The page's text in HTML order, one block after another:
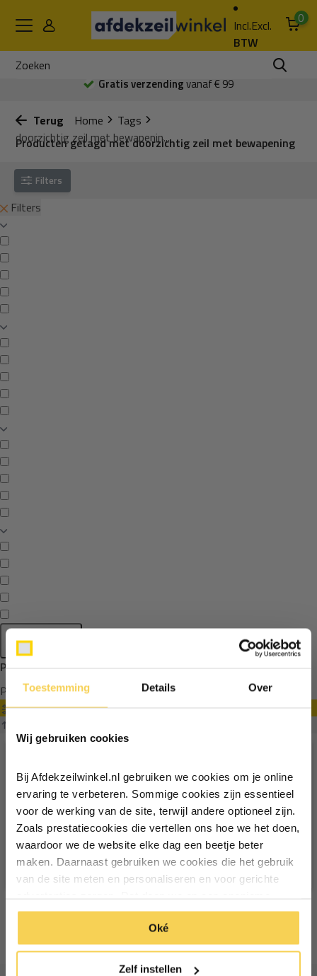
Toestemming Details Over
Wij gebruiken cookies
Bij Afdekzeilwinkel.nl gebruiken we cookies om je online
ervaring te verbeteren. Sommige cookies zijn essentieel
voor de werking van de site, terwijl andere optioneel zijn.
Zoals prestatiecookies die vertellen ons hoe we het doen,
waardoor we de website elke dag een beetje beter
maken. Daarnaast gebruiken we cookies die het gebruik
van de site meten en personaliseren en voor gerichte
manier. Klik op 'Oké' om alle cookies te accepteren. Of
klik op ‘alleen essentiele’ als je niet akkoord gaat met
cookies.
Oké
Zelf instellen
Incl.Excl.
BTW
0
Gratis verzendingvanaf € 99
Terug Home
Tags
doorzichtig zeil met bewapenin...
Producten getagd met doorzichtig zeil met bewapening
Filters
Filters
Apply filters
Producten getagd met doorzichtig zeil met bewapening
Producten
FilterOntvang €5,- korting!
Schrijf je in voor de nieuwsbrief en
Vul je e-mailadres in‍⁪⁪
Particulier Zakelijk
Inschrijven
*Geldig bij minimale besteding vanaf €75